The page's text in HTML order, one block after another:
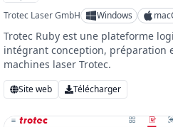
Trotec Laser GmbH Windows
Trotec Ruby est une plateforme
intégrant conception, préparation
machines laser Trotec.
Site web Télécharger